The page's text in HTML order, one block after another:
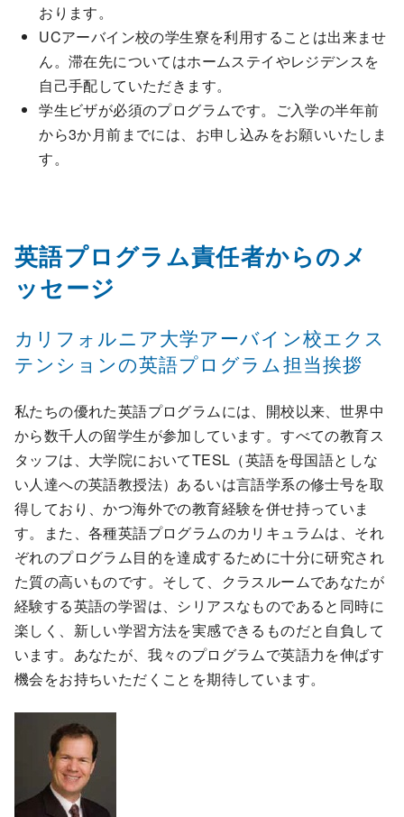
おります。
UCアーバイン校の学生寮を利用することは出来ませ
ん。滞在先についてはホームステイやレジデンスを
自己手配していただきます。
学生ビザが必須のプログラムです。ご入学の半年前
から3か月前までには、お申し込みをお願いいたしま
す。
英語プログラム責任者からのメ
ッセージ
カリフォルニア大学アーバイン校エクス
テンションの英語プログラム担当挨拶
私たちの優れた英語プログラムには、開校以来、世界中
から数千人の留学生が参加しています。すべての教育ス
タッフは、大学院においてTESL（英語を母国語としな
い人達への英語教授法）あるいは言語学系の修士号を取
得しており、かつ海外での教育経験を併せ持っていま
す。また、各種英語プログラムのカリキュラムは、それ
ぞれのプログラム目的を達成するために十分に研究され
た質の高いものです。そして、クラスルームであなたが
経験する英語の学習は、シリアスなものであると同時に
楽しく、新しい学習方法を実感できるものだと自負して
います。あなたが、我々のプログラムで英語力を伸ばす
機会をお持ちいただくことを期待しています。